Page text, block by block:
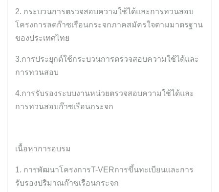
2. กระบวนการตรวจสอบความใช้ได้และการทวนสอบ
โครงการลดก๊าซเรือนกระจกภาคสมัครใจตามมาตรฐาน
ของประเทศไทย
3.การประยุกต์ใช้กระบวนการตรวจสอบความใช้ได้และ
การทวนสอบ
4.การรับรองระบบงานหน่วยตรวจสอบความใช้ได้และ
การทวนสอบก๊าซเรือนกระจก
เนื้อหาการอบรม
1. การพัฒนาโครงการT-VERการขึ้นทะเบียนและการ
รับรองปริมาณก๊าซเรือนกระจก